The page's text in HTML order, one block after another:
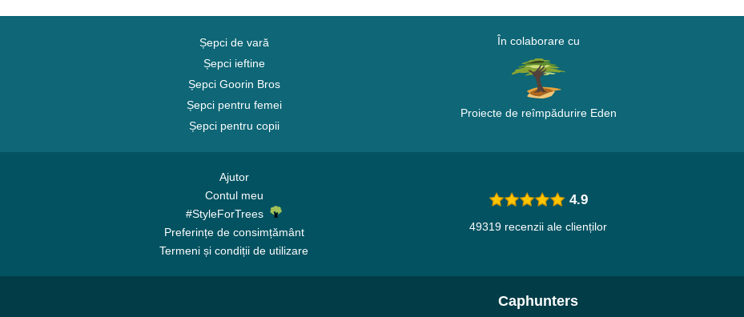
Șepci de vară
Șepci ieftine
Șepci Goorin Bros
Șepci pentru femei
Șepci pentru copii
În colaborare cu
Proiecte de reîmpădurire Eden
Ajutor
Contul meu
#StyleForTrees
Preferințe de consimțământ
Termeni și condiții de utilizare
4.9
49319 recenzii ale clienților
Caphunters